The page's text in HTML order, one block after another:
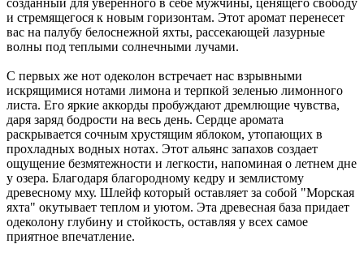
и стремящегося к новым горизонтам. Этот аромат перенесет
вас на палубу белоснежной яхты, рассекающей лазурные
волны под теплыми солнечными лучами.
С первых же нот одеколон встречает нас взрывными
искрящимися нотами лимона и терпкой зеленью лимонного
листа. Его яркие аккорды пробуждают дремлющие чувства,
даря заряд бодрости на весь день. Сердце аромата
раскрывается сочным хрустящим яблоком, утопающих в
прохладных водных нотах. Этот альянс запахов создает
ощущение безмятежности и легкости, напоминая о летнем дне
у озера. Благодаря благородному кедру и землистому
древесному мху. Шлейф который оставляет за собой "Морская
яхта" окутывает теплом и уютом. Эта древесная база придает
одеколону глубину и стойкость, оставляя у всех самое
приятное впечатление.